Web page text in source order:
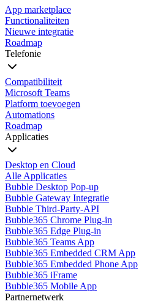
App marketplace
Functionaliteiten
Nieuwe integratie
Roadmap
Telefonie
Compatibiliteit
Microsoft Teams
Platform toevoegen
Automations
Roadmap
Applicaties
Desktop en Cloud
Alle Applicaties
Bubble Desktop Pop-up
Bubble Gateway Integratie
Bubble Third-Party-API
Bubble365 Chrome Plug-in
Bubble365 Edge Plug-in
Bubble365 Teams App
Bubble365 Embedded CRM App
Bubble365 Embedded Phone App
Bubble365 iFrame
Bubble365 Mobile App
Partnernetwerk